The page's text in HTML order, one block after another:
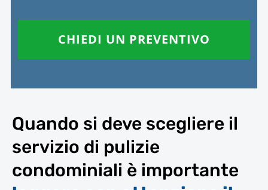
CHIEDI UN PREVENTIVO
Quando si deve scegliere il
servizio di pulizie
condominiali è importante